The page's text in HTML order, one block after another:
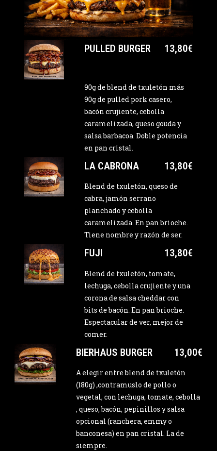
PULLED BURGER 13,80€
90g de blend de txuletón más
90g de pulled pork casero,
bacón crujiente, cebolla
caramelizada, queso gouda y
salsa barbacoa. Doble potencia
en pan cristal.
LA CABRONA 13,80€
Blend de txuletón, queso de
cabra, jamón serrano
planchado y cebolla
caramelizada. En pan brioche.
Tiene nombre y razón de ser.
FUJI 13,80€
Blend de txuletón, tomate,
lechuga, cebolla crujiente y una
corona de salsa cheddar con
bits de bacón. En pan brioche.
Espectacular de ver, mejor de
comer.
BIERHAUS BURGER 13,00€
A elegir entre blend de txuletón
(180g) ,contramuslo de pollo o
vegetal, con lechuga, tomate, cebolla
, queso, bacón, pepinillos y salsa
opcional (ranchera, emmy o
banconesa) en pan cristal. La de
siempre.